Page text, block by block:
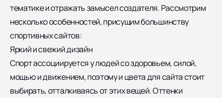
тематике и отражать замысел создателя. Рассмотрим
несколько особенностей, присущим большинству
спортивных сайтов:
Яркий и свежий дизайн
Спорт ассоциируется у людей со здоровьем, силой,
мощью и движением, поэтому и цвета для сайта стоит
выбирать, отталкиваясь от этих вещей. Оттенки